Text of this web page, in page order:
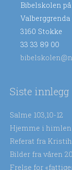
Bibelskolen
Valberggrenda
3160 Stokke
33 33 89 00
Siste innlegg
Salme 103,10-12
Hjemme i himlen
Referat fra
Bilder fra våren
Frelse for